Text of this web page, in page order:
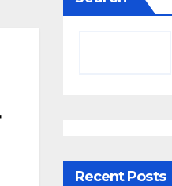
Recent Posts